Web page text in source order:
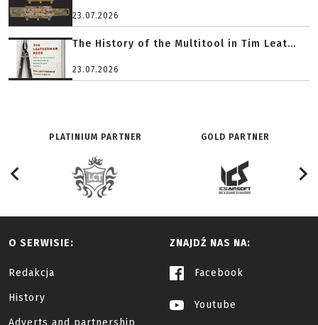
23.07.2026
The History of the Multitool in Tim Leat...
23.07.2026
PLATINIUM PARTNER GOLD PARTNER
O SERWISIE:
Redakcja
History
Adverts and partnership
ZNAJDŹ NAS NA:
Facebook
Youtube